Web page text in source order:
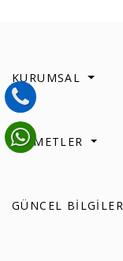
KURUMSAL
HİZMETLER
GÜNCEL BİLGİLER